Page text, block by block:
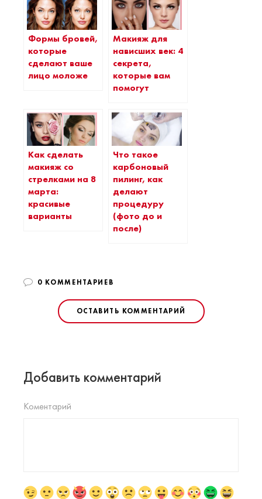
Формы бровей,
которые
сделают ваше
лицо моложе
Макияж для
нависших век: 4
секрета,
которые вам
помогут
Как сделать
макияж со
стрелками на 8
марта:
красивые
варианты
Что такое
карбоновый
пилинг, как
делают
процедуру
(фото до и
после)
0 КОММЕНТАРИЕВ
ОСТАВИТЬ КОММЕНТАРИЙ
Добавить комментарий
Коментарий